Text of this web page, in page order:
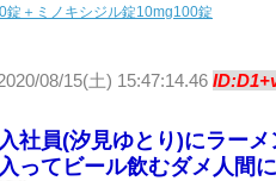
錠＋ミノキシジル錠10mg100錠
08/15(土) 15:47:14.46
社員(汐見ゆとり)にラー
ってビール飲むダメ人間に